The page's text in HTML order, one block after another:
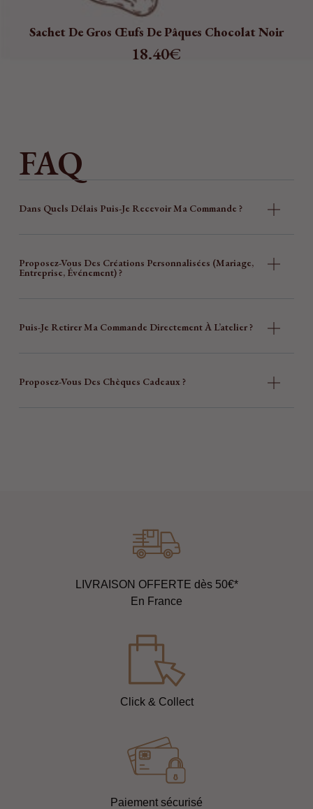
Sachet De Gros Œufs De Pâques Chocolat Noir
18.40€
FAQ
Dans Quels Délais Puis-Je Recevoir Ma Commande ?
Proposez-Vous Des Créations Personnalisées (mariage,
Entreprise, Événement) ?
Puis-Je Retirer Ma Commande Directement À L’atelier ?
Proposez-Vous Des Chèques Cadeaux ?
LIVRAISON OFFERTE dès 50€*
En France
Click & Collect
Paiement sécurisé